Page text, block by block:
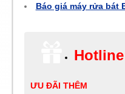
Báo giá máy rửa bát
ƯU ĐÃI THÊM